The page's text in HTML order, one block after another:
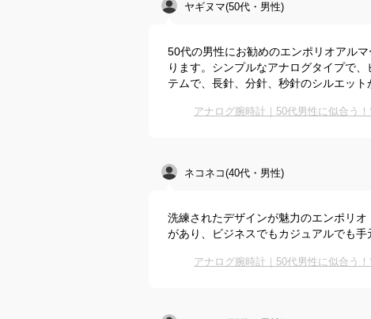
ヤギヌマ(50代・男性)
50代の男性にお勧めのエンポリオアル
ります。シンプルなアナログタイプで
テムで、長針、分針、秒針のシルエット
アナログ腕時計｜50代男性に似合う
ネコネコ(40代・男性)
洗練されたデザインが魅力のエンポリ
があり、ビジネスでもカジュアルでも手
アナログ腕時計｜50代男性に似合う